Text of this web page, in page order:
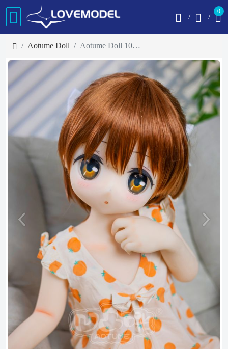
0
Aotume Doll Aotume Doll 105cm AAカップ #118ヘッド 岡崎汐 花柄スカートTPE頭部+TPE材質ボディ アニメドール